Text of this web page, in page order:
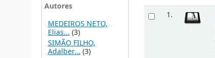
Autores
MEDEIROS NETO,
Elias... (3)
SIMÃO FILHO,
Adalber...(3)
1.